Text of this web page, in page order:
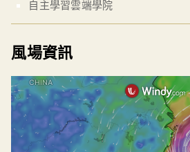
自主學習雲端學院
風場資訊